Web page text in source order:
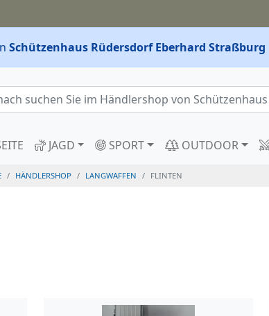
Schützenhaus Rüdersdorf Eberhard Straßburg
JAGD SPORT OUTDOOR
HÄNDLERSHOP LANGWAFFEN FLINTEN